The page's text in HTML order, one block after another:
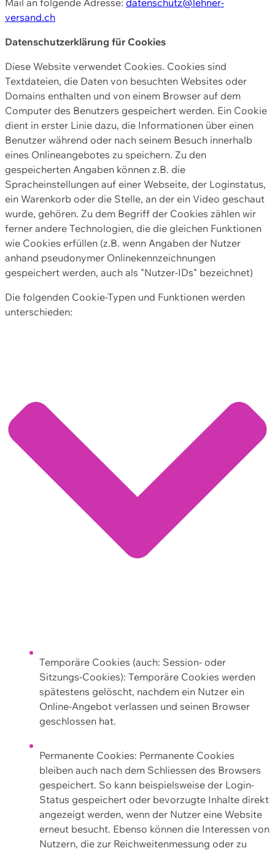
versand.ch
Datenschutzerklärung für Cookies
Diese Website verwendet Cookies. Cookies sind
Textdateien, die Daten von besuchten Websites oder
Domains enthalten und von einem Browser auf dem
Computer des Benutzers gespeichert werden. Ein Cookie
dient in erster Linie dazu, die Informationen über einen
Benutzer während oder nach seinem Besuch innerhalb
eines Onlineangebotes zu speichern. Zu den
gespeicherten Angaben können z.B. die
Spracheinstellungen auf einer Webseite, der Loginstatus,
ein Warenkorb oder die Stelle, an der ein Video geschaut
wurde, gehören. Zu dem Begriff der Cookies zählen wir
ferner andere Technologien, die die gleichen Funktionen
wie Cookies erfüllen (z.B. wenn Angaben der Nutzer
anhand pseudonymer Onlinekennzeichnungen
gespeichert werden, auch als "Nutzer-IDs" bezeichnet)
Die folgenden Cookie-Typen und Funktionen werden
unterschieden:
Temporäre Cookies (auch: Session- oder
Sitzungs-Cookies): Temporäre Cookies werden
spätestens gelöscht, nachdem ein Nutzer ein
Online-Angebot verlassen und seinen Browser
geschlossen hat.
Permanente Cookies: Permanente Cookies
bleiben auch nach dem Schliessen des Browsers
gespeichert. So kann beispielsweise der Login-
Status gespeichert oder bevorzugte Inhalte direkt
angezeigt werden, wenn der Nutzer eine Website
erneut besucht. Ebenso können die Interessen von
Nutzern, die zur Reichweitenmessung oder zu